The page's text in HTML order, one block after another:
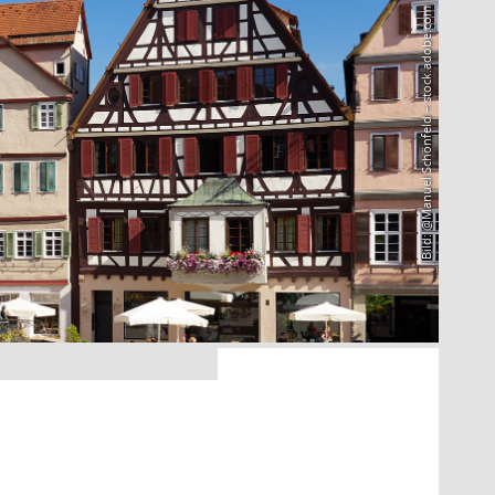
Bild: @Manuel Schönfeld – stock.adobe.com